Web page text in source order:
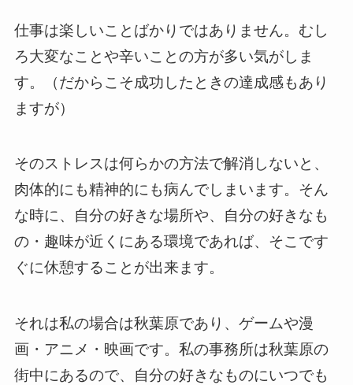
仕事は楽しいことばかりではありません。むし
ろ大変なことや辛いことの方が多い気がしま
す。（だからこそ成功したときの達成感もあり
ますが）
そのストレスは何らかの方法で解消しないと、
肉体的にも精神的にも病んでしまいます。そん
な時に、自分の好きな場所や、自分の好きなも
の・趣味が近くにある環境であれば、そこです
ぐに休憩することが出来ます。
それは私の場合は秋葉原であり、ゲームや漫
画・アニメ・映画です。私の事務所は秋葉原の
街中にあるので、自分の好きなものにいつでも